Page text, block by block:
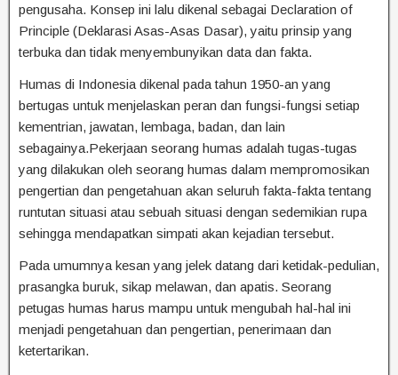
pengusaha. Konsep ini lalu dikenal sebagai Declaration of
Principle (Deklarasi Asas-Asas Dasar), yaitu prinsip yang
terbuka dan tidak menyembunyikan data dan fakta.
Humas di Indonesia dikenal pada tahun 1950-an yang
bertugas untuk menjelaskan peran dan fungsi-fungsi setiap
kementrian, jawatan, lembaga, badan, dan lain
sebagainya.Pekerjaan seorang humas adalah tugas-tugas
yang dilakukan oleh seorang humas dalam mempromosikan
pengertian dan pengetahuan akan seluruh fakta-fakta tentang
runtutan situasi atau sebuah situasi dengan sedemikian rupa
sehingga mendapatkan simpati akan kejadian tersebut.
Pada umumnya kesan yang jelek datang dari ketidak-pedulian,
prasangka buruk, sikap melawan, dan apatis. Seorang
petugas humas harus mampu untuk mengubah hal-hal ini
menjadi pengetahuan dan pengertian, penerimaan dan
ketertarikan.